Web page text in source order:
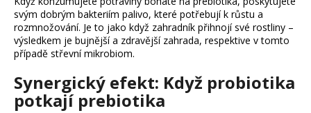
svým dobrým bakteriím palivo, které potřebují k růstu a
rozmnožování. Je to jako když zahradník přihnojí své rostliny –
výsledkem je bujnější a zdravější zahrada, respektive v tomto
případě střevní mikrobiom.
Synergický efekt: Když probiotika
potkají prebiotika